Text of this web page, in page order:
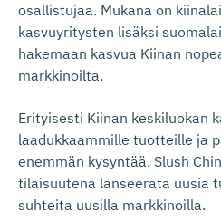
osallistujaa. Mukana on
kasvuyritysten lisäksi
hakemaan kasvua Kiinan
markkinoilta.
Erityisesti Kiinan keskiluokan
laadukkaammille tuotteille ja
enemmän kysyntää. Slush
tilaisuutena lanseerata uusia
suhteita uusilla markkinoilla.